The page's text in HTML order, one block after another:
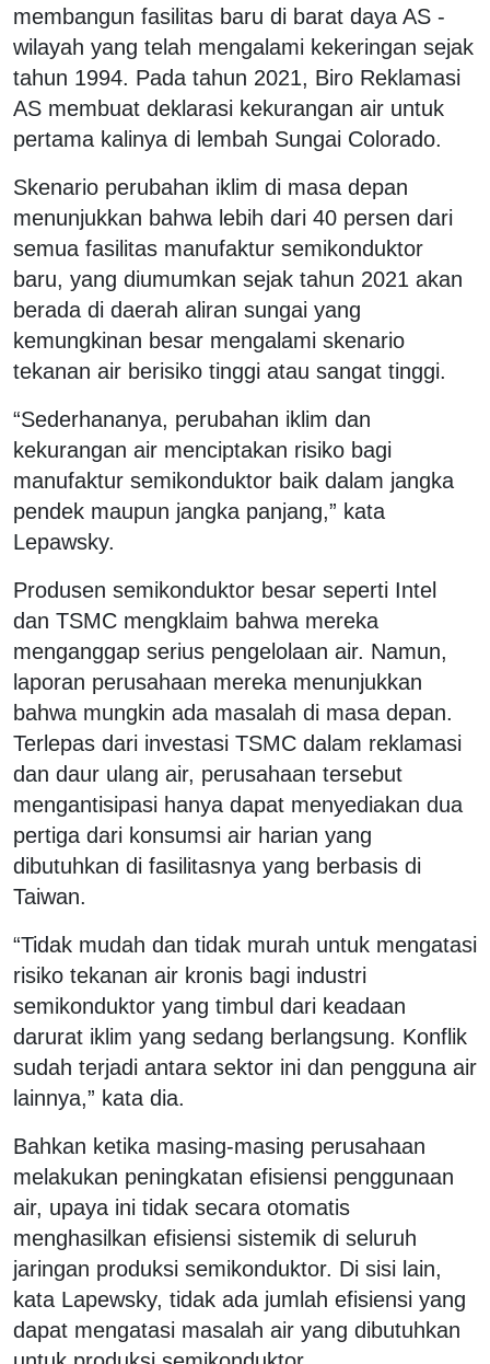
membangun fasilitas baru di barat daya AS -
wilayah yang telah mengalami kekeringan sejak
tahun 1994. Pada tahun 2021, Biro Reklamasi
AS membuat deklarasi kekurangan air untuk
pertama kalinya di lembah Sungai Colorado.
Skenario perubahan iklim di masa depan
menunjukkan bahwa lebih dari 40 persen dari
semua fasilitas manufaktur semikonduktor
baru, yang diumumkan sejak tahun 2021 akan
berada di daerah aliran sungai yang
kemungkinan besar mengalami skenario
tekanan air berisiko tinggi atau sangat tinggi.
“Sederhananya, perubahan iklim dan
kekurangan air menciptakan risiko bagi
manufaktur semikonduktor baik dalam jangka
pendek maupun jangka panjang,” kata
Lepawsky.
Produsen semikonduktor besar seperti Intel
dan TSMC mengklaim bahwa mereka
menganggap serius pengelolaan air. Namun,
laporan perusahaan mereka menunjukkan
bahwa mungkin ada masalah di masa depan.
Terlepas dari investasi TSMC dalam reklamasi
dan daur ulang air, perusahaan tersebut
mengantisipasi hanya dapat menyediakan dua
pertiga dari konsumsi air harian yang
dibutuhkan di fasilitasnya yang berbasis di
Taiwan.
“Tidak mudah dan tidak murah untuk mengatasi
risiko tekanan air kronis bagi industri
semikonduktor yang timbul dari keadaan
darurat iklim yang sedang berlangsung. Konflik
sudah terjadi antara sektor ini dan pengguna air
lainnya,” kata dia.
Bahkan ketika masing-masing perusahaan
melakukan peningkatan efisiensi penggunaan
air, upaya ini tidak secara otomatis
menghasilkan efisiensi sistemik di seluruh
jaringan produksi semikonduktor. Di sisi lain,
kata Lapewsky, tidak ada jumlah efisiensi yang
dapat mengatasi masalah air yang dibutuhkan